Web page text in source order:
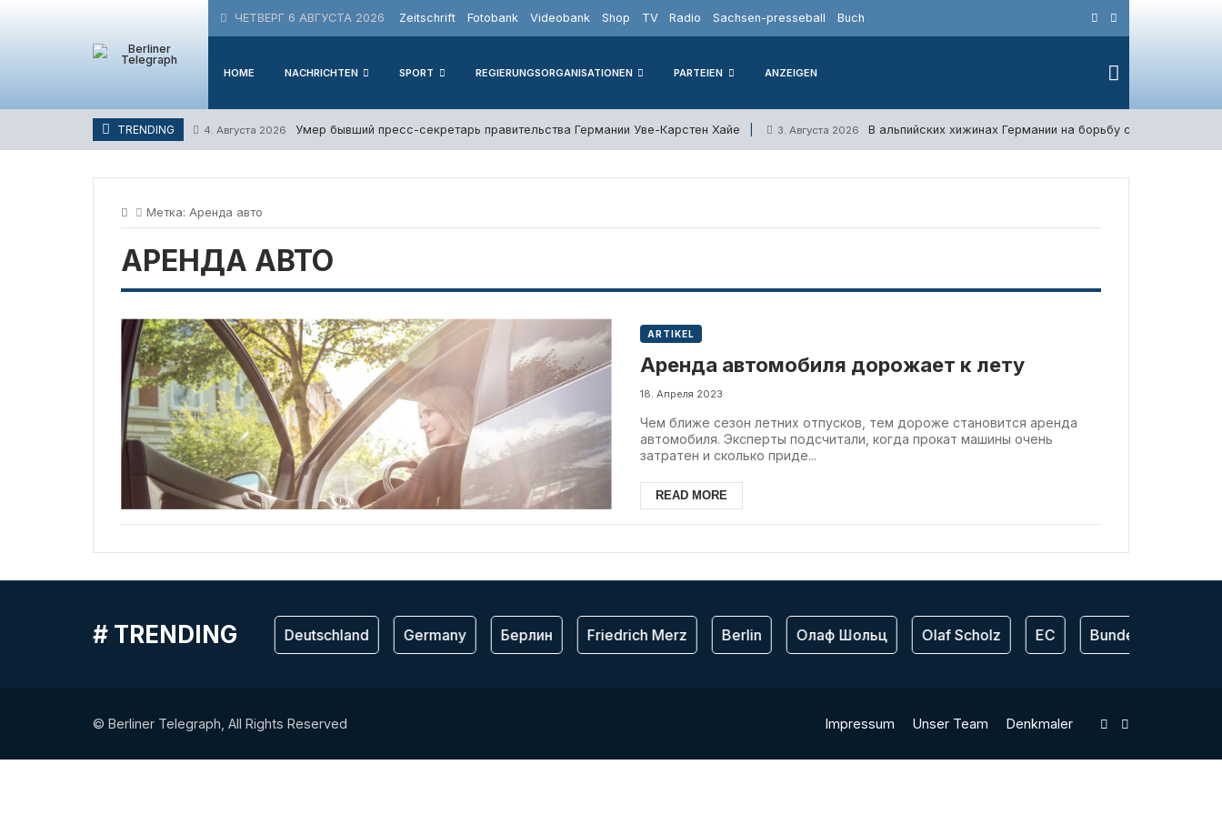
ЧЕТВЕРГ 6 АВГУСТА 2026 Zeitschrift Fotobank Videobank Shop TV Radio Sachsen-presseball Buch
HOME NACHRICHTEN SPORT REGIERUNGSORGANISATIONEN PARTEIEN ANZEIGEN
TRENDING 4. Августа 2026 Умер бывший пресс-секретарь правительства Германии Уве-Карстен Хайе 3. Августа 2026 В альпийских хижинах Германии на борьбу с клопами
Метка: Аренда авто
АРЕНДА АВТО
ARTIKEL
Аренда автомобиля дорожает к лету
18. Апреля 2023
Чем ближе сезон летних отпусков, тем дороже становится аренда
автомобиля. Эксперты подсчитали, когда прокат машины очень
затратен и сколько приде...
READ MORE
# TRENDING
Германия Deutschland Germany Берлин Friedrich Merz Berlin Олаф Шольц Olaf Scholz ЕС Bundeswehr
© Berliner Telegraph, All Rights Reserved Impressum Unser Team Denkmaler